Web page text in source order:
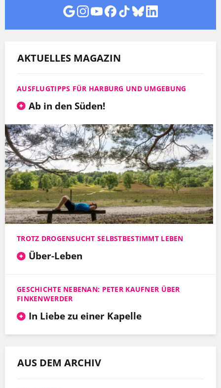
AKTUELLES MAGAZIN
AUSFLUGTIPPS FÜR HARBURG UND UMGEBUNG
Ab in den Süden!
TROTZ DROGENSUCHT SELBSTBESTIMMT LEBEN
Über-Leben
GESCHICHTE NEBENAN: PETER KAUFNER ÜBER
FINKENWERDER
In Liebe zu einer Kapelle
AUS DEM ARCHIV